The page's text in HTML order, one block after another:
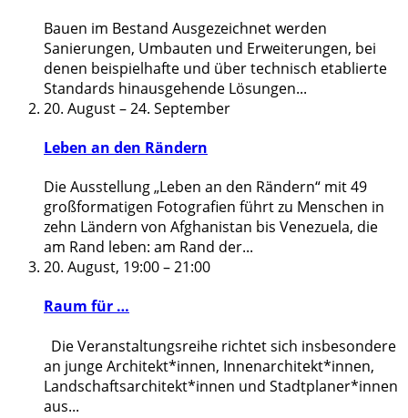
Bauen im Bestand Ausgezeichnet werden
Sanierungen, Umbauten und Erweiterungen, bei
denen beispielhafte und über technisch etablierte
Standards hinausgehende Lösungen...
20. August–24. September
Leben an den Rändern
Die Ausstellung „Leben an den Rändern“ mit 49
großformatigen Fotografien führt zu Menschen in
zehn Ländern von Afghanistan bis Venezuela, die
am Rand leben: am Rand der...
20. August, 19:00–21:00
Raum für …
Die Veranstaltungsreihe richtet sich insbesondere
an junge Architekt*innen, Innenarchitekt*innen,
Landschaftsarchitekt*innen und Stadtplaner*innen
aus...